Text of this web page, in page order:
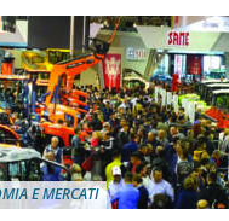
E MERCATI